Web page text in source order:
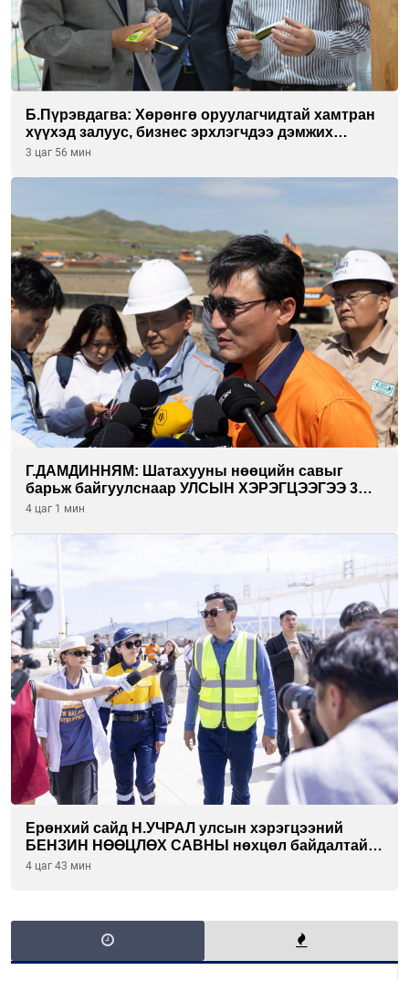
Б.Пүрэвдагва: Хөрөнгө оруулагчидтай хамтран
хүүхэд залуус, бизнес эрхлэгчдээ дэмжих
инкубатор төвүүдийг хотын захын
3 цаг 56 мин
Г.ДАМДИННЯМ: Шатахууны нөөцийн савыг
барьж байгуулснаар УЛСЫН ХЭРЭГЦЭЭГЭЭ 3
САРААР НӨӨЦЛӨДӨГ болно
4 цаг 1 мин
Ерөнхий сайд Н.УЧРАЛ улсын хэрэгцээний
БЕНЗИН НӨӨЦЛӨХ САВНЫ нөхцөл байдалтай
танилцлаа
4 цаг 43 мин